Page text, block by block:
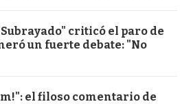
criticó el paro de
un fuerte debate: "No
el filoso comentario de